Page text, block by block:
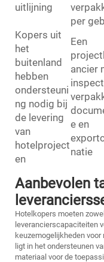
uitlijning
per
Kopers uit
het
buitenland
hebben
ondersteuni
ng nodig bij
de levering
van
hotelproject
en
Een
ancier
e en
natie
Aanbevolen
Hotelkopers moeten
leverancierscapaciteiten
keuzemogelijkheden
ligt in het ondersteunen
materiaal voor de